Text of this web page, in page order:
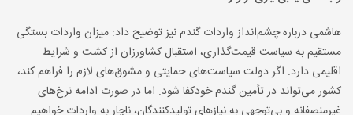
هاشمی درباره چشم‌انداز واردات گندم نیز توضیح داد: میزان واردات بستگی
مستقیم به سیاست قیمت‌گذاری، استقبال کشاورزان از کشت و شرایط
اقلیمی دارد. اگر دولت سیاست‌های حمایتی و مشوق‌های لازم را فراهم کند،
کشور می‌تواند در تأمین گندم خودکفا شود. اما در صورت ادامه نرخ‌های
غیرمنصفانه و بی‌توجهی به نیازهای تولیدکنندگان، ناچار به واردات خواهیم